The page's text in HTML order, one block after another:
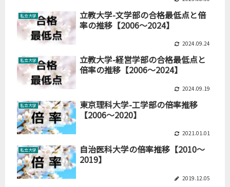
私立大学
立教大学-文学部の合格最低点と倍
率の推移【2006～2024】
2024.09.24
私立大学
立教大学-経営学部の合格最低点と
倍率の推移【2006～2024】
2024.09.19
私立大学
東京理科大学-工学部の倍率推移
【2006～2020】
2021.01.01
私立大学
自治医科大学の倍率推移【2010～
2019】
2019.12.05